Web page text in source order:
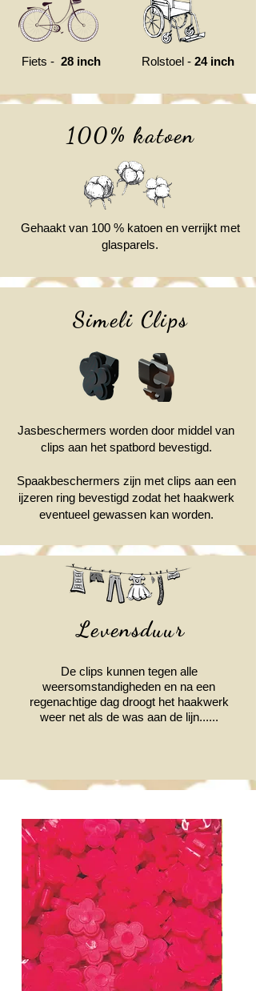
Fiets - 28 inch Rolstoel - 24 inch
100% katoen
Gehaakt van 100 % katoen en verrijkt met
glasparels.
Simeli Clips
Jasbeschermers worden door middel van
clips aan het spatbord bevestigd.
Spaakbeschermers zijn met clips aan een
ijzeren ring bevestigd zodat het haakwerk
eventueel gewassen kan worden.
Levensduur
De clips kunnen tegen alle
weersomstandigheden en na een
regenachtige dag droogt het haakwerk
weer net als de was aan de lijn......